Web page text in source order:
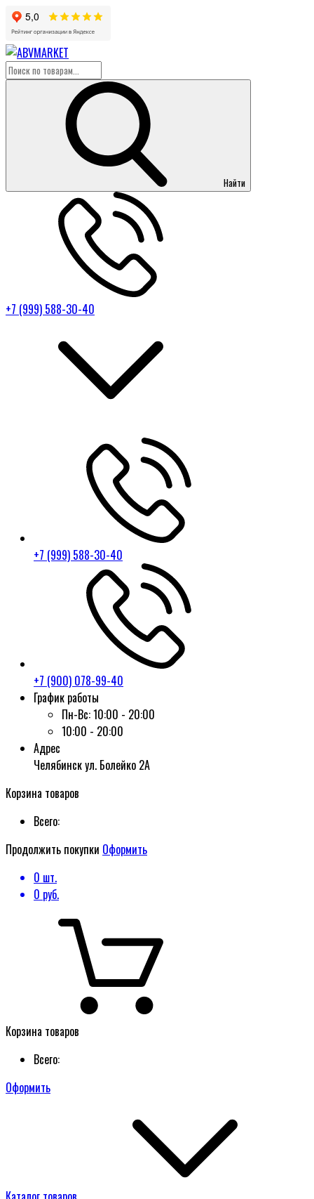
Найти
+7 (999) 588-30-40
+7 (999) 588-30-40
+7 (900) 078-99-40
График работы
Пн-Вс:10:00 - 20:00
10:00 - 20:00
Адрес
Челябинск ул. Болейко 2А
Корзина товаров
Всего:
Продолжить покупки Оформить
0 шт.
0 руб.
Корзина товаров
Всего:
Оформить